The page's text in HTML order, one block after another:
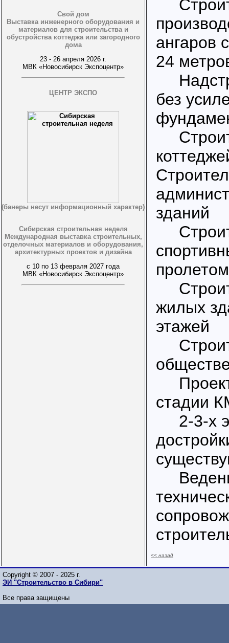
Свой дом
Выставка инженерного оборудования и
материалов для строительства и
обустройства коттеджа или загородного
дома
23 - 26 апреля 2026 г.
МВК «Новосибирск Экспоцентр»
ЦЕНТР ЭКСПО
(банеры несут информационный характер)
Сибирская строительная неделя
Международная выставка строительных,
отделочных материалов и оборудования,
архитектурных проектов и дизайна
с 10 по 13 февраля 2027 года
МВК «Новосибирск Экспоцентр»
ангаров
24
без
зданий
жилых
этажей
стадии
2-3-х
<< назад
Copyright © 2007 - 2025 г.
ЭИ "Строительство в Сибири"
Все права защищены